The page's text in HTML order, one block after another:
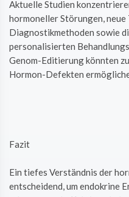
Aktuelle Studien
hormoneller Störungen, neue
Diagnostikmethoden sowie
personalisierten
Genom-Editierung könnten
Hormon-Defekten
Fazit
Ein tiefes Verständnis der
entscheidend, um endokrine